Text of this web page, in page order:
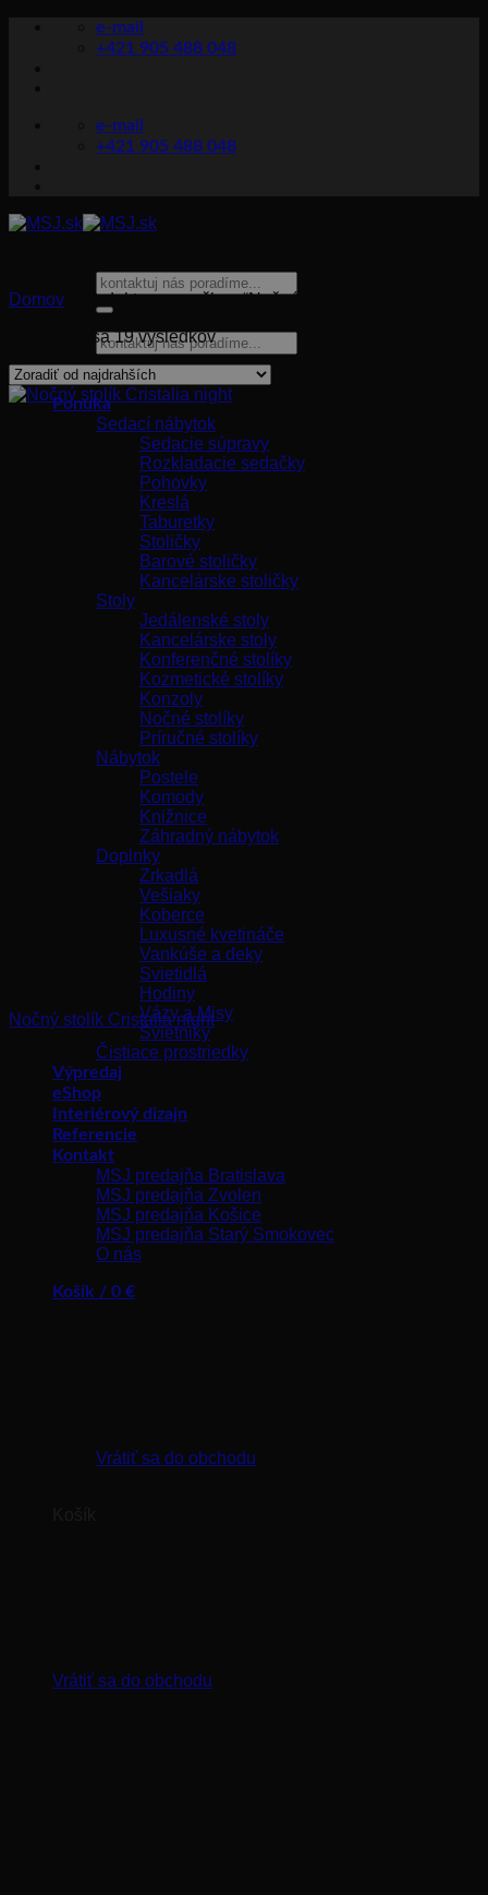
e-mail
+421 905 488 048
e-mail
+421 905 488 048
Hľadať:
Hľadať:
Ponuka
Sedací nábytok
Sedacie súpravy
Rozkladacie sedačky
Pohovky
Kreslá
Taburetky
Stoličky
Barové stoličky
Kancelárske stoličky
Stoly
Jedálenské stoly
Kancelárske stoly
Konferenčné stolíky
Kozmetické stolíky
Konzoly
Nočné stolíky
Príručné stolíky
Nábytok
Postele
Komody
Knižnice
Záhradný nábytok
Doplnky
Zrkadlá
Vešiaky
Koberce
Luxusné kvetináče
Vankúše a deky
Svietidlá
Hodiny
Vázy a Misy
Svietniky
Čistiace prostriedky
Výpredaj
eShop
Interiérový dizajn
Referencie
Kontakt
MSJ predajňa Bratislava
MSJ predajňa Zvolen
MSJ predajňa Košice
MSJ predajňa Starý Smokovec
O nás
Košík / 0 €
Vrátiť sa do obchodu
Vrátiť sa do obchodu
Domov
Produkty so značkou “Nočné stolíky”
Zobrazuje sa 19 výsledkovZoradené
podľa
od
po
najnižšiu
Nočný stolík Cristalia night